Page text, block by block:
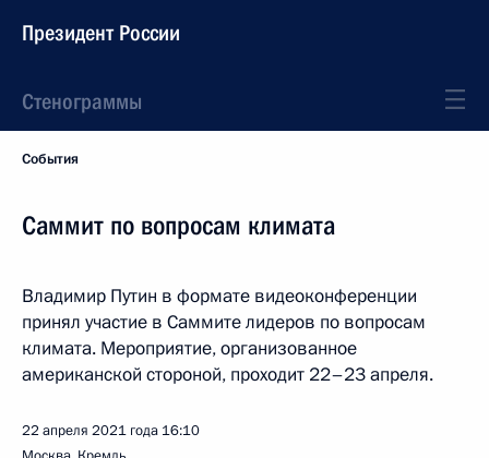
Президент России
Стенограммы
События
Саммит по вопросам климата
Владимир Путин в формате видеоконференции
принял участие в Саммите лидеров по вопросам
климата. Мероприятие, организованное
американской стороной, проходит 22–23 апреля.
22 апреля 2021 года 16:10